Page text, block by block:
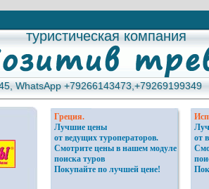
туристическая компания
туристическая компания
WhatsApp +79266143473,+79269199349
WhatsApp +79266143473,+79269199349
Греция.
Лучшие цены
от ведущих туроператоров.
Смотрите цены в нашем модуле
поиска туров
Покупайте по лучшей цене!
от